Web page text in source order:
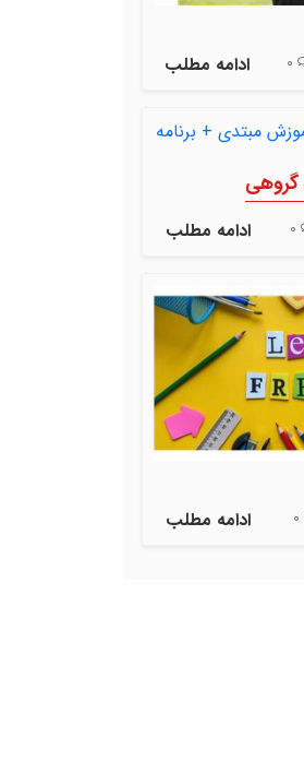
ادامه مطلب
ادامه مطلب
ادامه مطلب